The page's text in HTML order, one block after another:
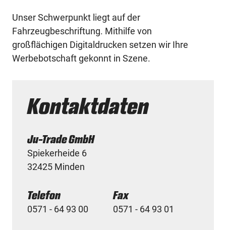
Unser Schwerpunkt liegt auf der
Fahrzeugbeschriftung. Mithilfe von
großflächigen Digitaldrucken setzen wir Ihre
Werbebotschaft gekonnt in Szene.
Kontaktdaten
Ju-Trade GmbH
Spiekerheide 6
32425 Minden
Telefon
0571 - 64 93 00
Fax
0571 - 64 93 01